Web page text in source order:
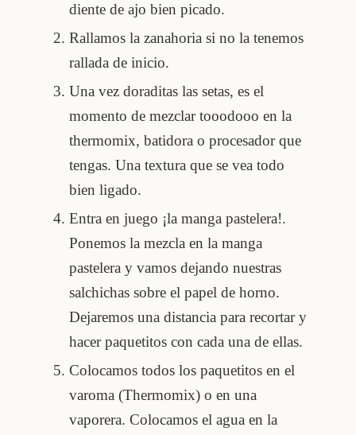
diente de ajo bien picado.
Rallamos la zanahoria si no la tenemos
rallada de inicio.
Una vez doraditas las setas, es el
momento de mezclar tooodooo en la
thermomix, batidora o procesador que
tengas. Una textura que se vea todo
bien ligado.
Entra en juego ¡la manga pastelera!.
Ponemos la mezcla en la manga
pastelera y vamos dejando nuestras
salchichas sobre el papel de horno.
Dejaremos una distancia para recortar y
hacer paquetitos con cada una de ellas.
Colocamos todos los paquetitos en el
varoma (Thermomix) o en una
vaporera. Colocamos el agua en la